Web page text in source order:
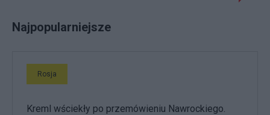
Najpopularniejsze
Rosja
Kreml wściekły po przemówieniu Nawrockiego.